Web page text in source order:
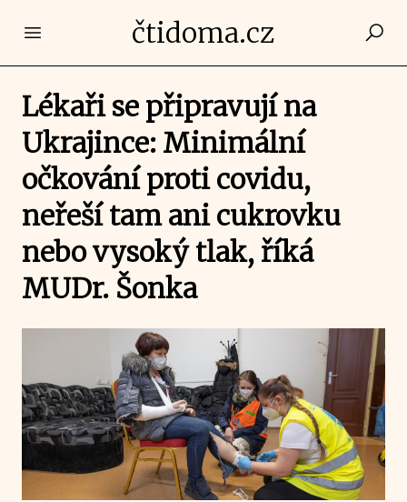
Open main menučtidoma.cz
Lékaři se připravují na
Ukrajince: Minimální
očkování proti covidu,
neřeší tam ani cukrovku
nebo vysoký tlak, říká
MUDr. Šonka